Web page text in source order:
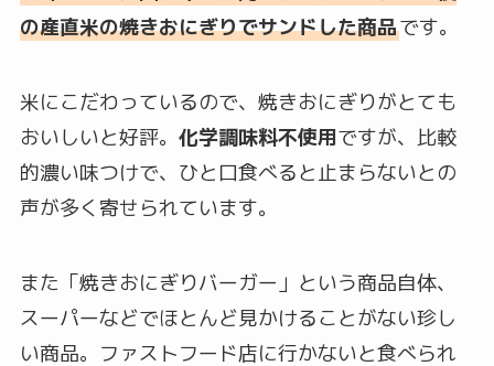
の産直米の焼きおにぎりでサンドした商品です。
米にこだわっているので、焼きおにぎりがとても
おいしいと好評。 化学調味料不使用ですが、比較
的濃い味つけで、ひと口食べると止まらないとの
声が多く寄せられています。
また「焼きおにぎりバーガー」という商品自体、
スーパーなどでほとんど見かけることがない珍し
い商品。ファストフード店に行かないと食べられ